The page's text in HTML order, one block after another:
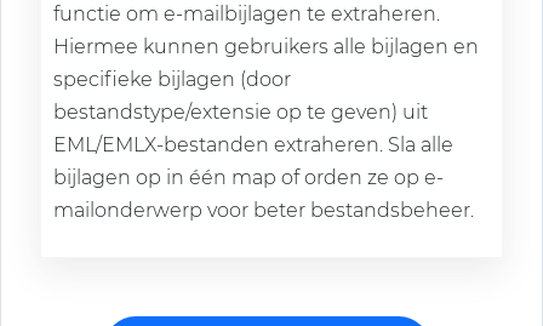
functie om e-mailbijlagen te extraheren.
Hiermee kunnen gebruikers alle bijlagen en
specifieke bijlagen (door
bestandstype/extensie op te geven) uit
EML/EMLX-bestanden extraheren. Sla alle
bijlagen op in één map of orden ze op e-
mailonderwerp voor beter bestandsbeheer.